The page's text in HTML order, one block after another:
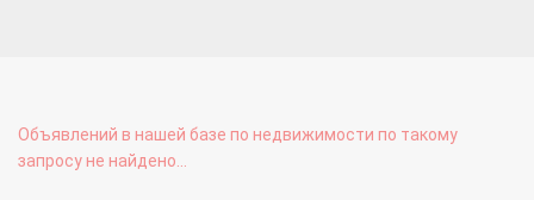
Объявлений в нашей базе по недвижимости по такому
запросу не найдено...